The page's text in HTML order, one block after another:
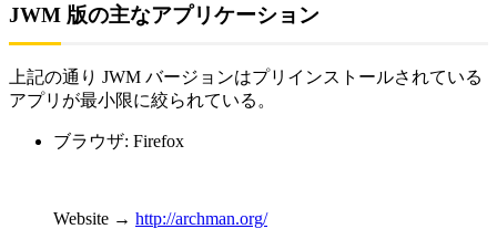
JWM 版の主なアプリケーション
上記の通り JWM バージョンはプリインストールされている
アプリが最小限に絞られている。
ブラウザ: Firefox
Website → http://archman.org/